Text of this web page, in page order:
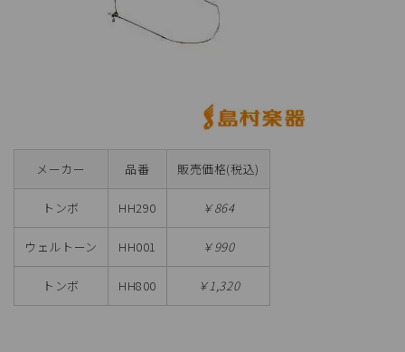
メーカー 品番 販売価格(税込)
トンボ HH290 ￥864
ウェルトーン HH001 ￥990
トンボ HH800 ￥1,320